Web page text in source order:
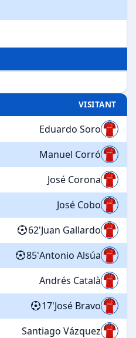
VISITANT
Eduardo Soro
Manuel Corró
José Corona
José Cobo
62'Juan Gallardo
85'Antonio Alsúa
Andrés Català
17'José Bravo
Santiago Vázquez